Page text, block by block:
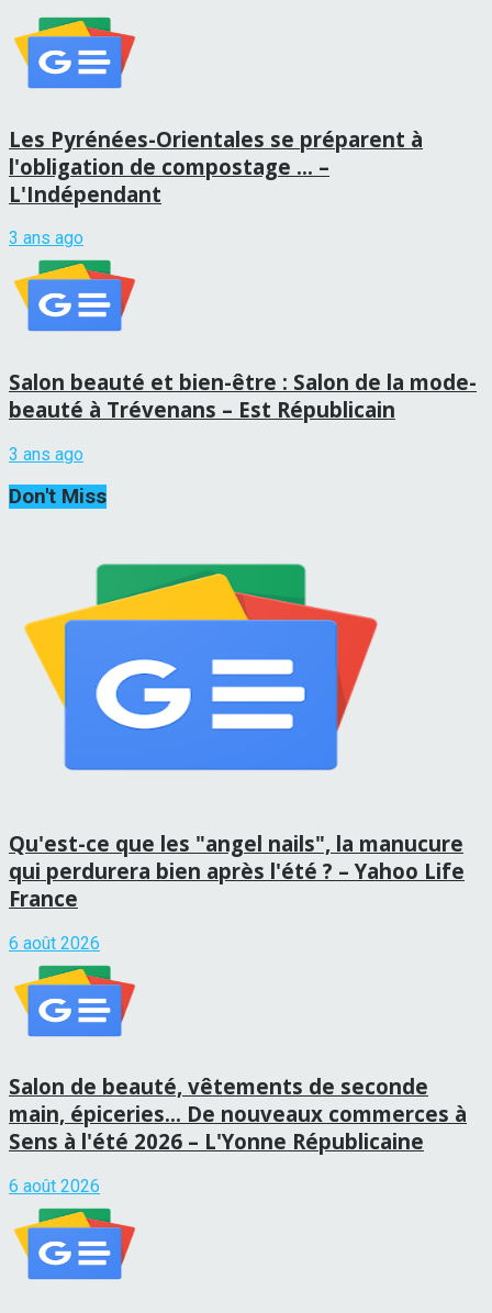
Les Pyrénées-Orientales se préparent à
l'obligation de compostage … –
L'Indépendant
3 ans ago
Salon beauté et bien-être : Salon de la mode-
beauté à Trévenans – Est Républicain
3 ans ago
Don't Miss
Qu'est-ce que les "angel nails", la manucure
qui perdurera bien après l'été ? – Yahoo Life
France
6 août 2026
Salon de beauté, vêtements de seconde
main, épiceries… De nouveaux commerces à
Sens à l'été 2026 – L'Yonne Républicaine
6 août 2026